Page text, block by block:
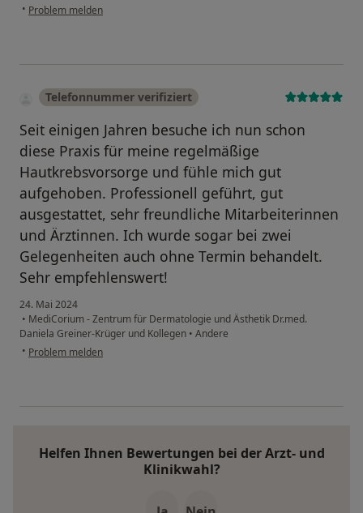
• Problem melden
Telefonnummer verifiziert
Seit einigen Jahren besuche ich nun schon
diese Praxis für meine regelmäßige
Hautkrebsvorsorge und fühle mich gut
aufgehoben. Professionell geführt, gut
ausgestattet, sehr freundliche Mitarbeiterinnen
und Ärztinnen. Ich wurde sogar bei zwei
Gelegenheiten auch ohne Termin behandelt.
Sehr empfehlenswert!
24. Mai 2024
• MediCorium - Zentrum für Dermatologie und Ästhetik Dr.med.
Daniela Greiner-Krüger und Kollegen • Andere
• Problem melden
Helfen Ihnen Bewertungen bei der Arzt- und
Klinikwahl?